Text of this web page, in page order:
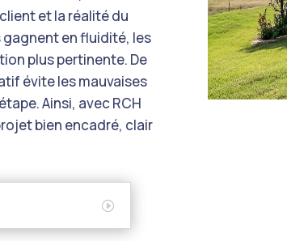
et la réalité du
en fluidité, les
plus pertinente. De
évite les mauvaises
Ainsi, avec RCH
bien encadré, clair